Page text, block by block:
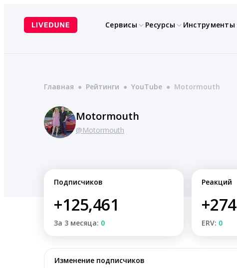
содержимому
Сервисы Ресурсы Инструменты
Главная ● Рейтинги ● YouTube ● Motormouth
Motormouth
@Motormouth
Подписчиков
+125,461
За 3 месяца: 0
Реакций
+274
ERV: 0
Изменение подписчиков